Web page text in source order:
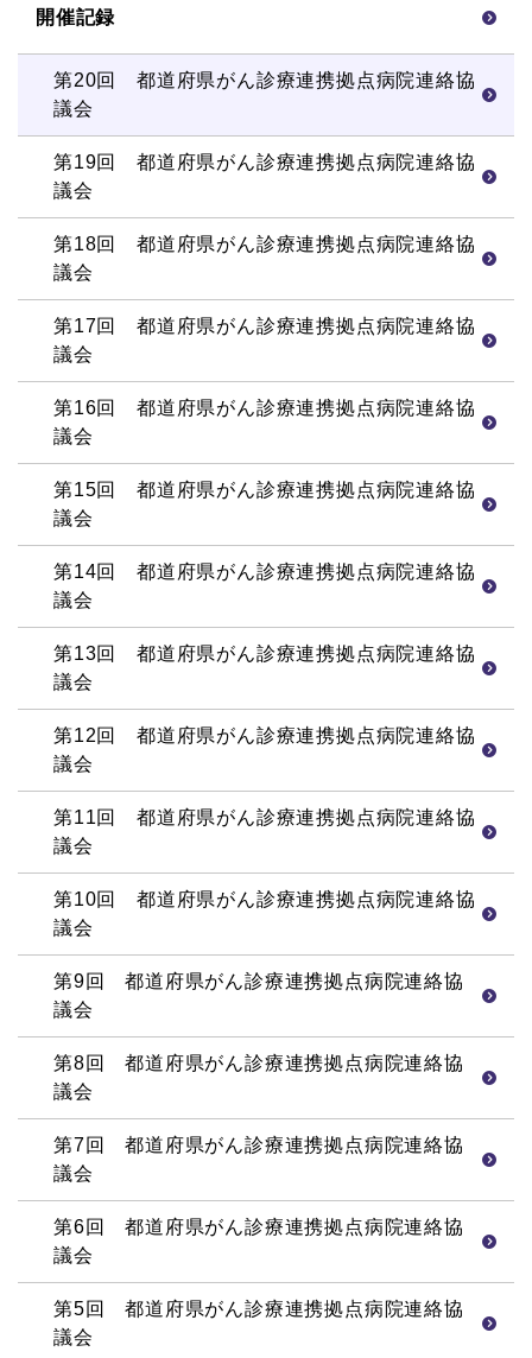
開催記録
第20回 都道府県がん診療連携拠点病院連絡協
議会
第19回 都道府県がん診療連携拠点病院連絡協
議会
第18回 都道府県がん診療連携拠点病院連絡協
議会
第17回 都道府県がん診療連携拠点病院連絡協
議会
第16回 都道府県がん診療連携拠点病院連絡協
議会
第15回 都道府県がん診療連携拠点病院連絡協
議会
第14回 都道府県がん診療連携拠点病院連絡協
議会
第13回 都道府県がん診療連携拠点病院連絡協
議会
第12回 都道府県がん診療連携拠点病院連絡協
議会
第11回 都道府県がん診療連携拠点病院連絡協
議会
第10回 都道府県がん診療連携拠点病院連絡協
議会
第9回 都道府県がん診療連携拠点病院連絡協
議会
第8回 都道府県がん診療連携拠点病院連絡協
議会
第7回 都道府県がん診療連携拠点病院連絡協
議会
第6回 都道府県がん診療連携拠点病院連絡協
議会
第5回 都道府県がん診療連携拠点病院連絡協
議会